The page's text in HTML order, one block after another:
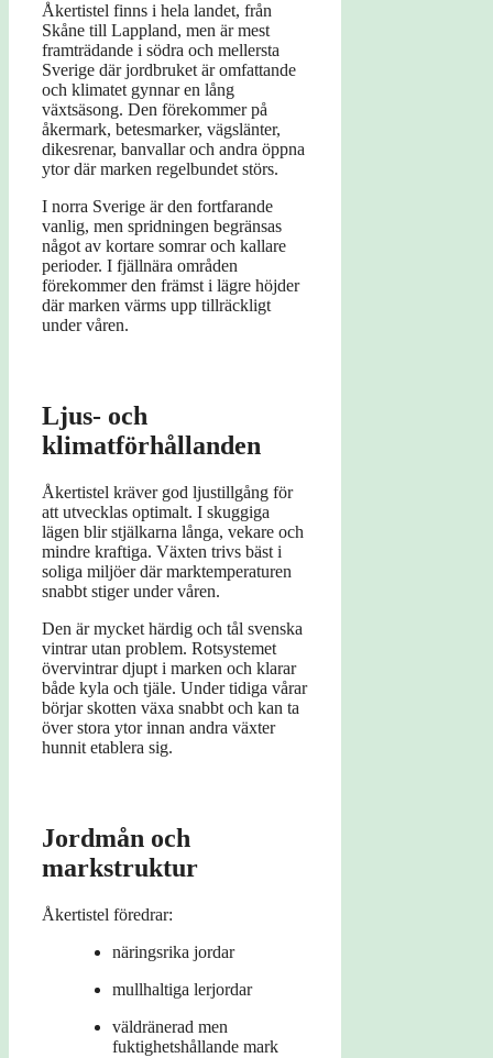
Åkertistel finns i hela landet, från
Skåne till Lappland, men är mest
framträdande i södra och mellersta
Sverige där jordbruket är omfattande
och klimatet gynnar en lång
växtsäsong. Den förekommer på
åkermark, betesmarker, vägslänter,
dikesrenar, banvallar och andra öppna
ytor där marken regelbundet störs.
I norra Sverige är den fortfarande
vanlig, men spridningen begränsas
något av kortare somrar och kallare
perioder. I fjällnära områden
förekommer den främst i lägre höjder
där marken värms upp tillräckligt
under våren.
Ljus- och
klimatförhållanden
Åkertistel kräver god ljustillgång för
att utvecklas optimalt. I skuggiga
lägen blir stjälkarna långa, vekare och
mindre kraftiga. Växten trivs bäst i
soliga miljöer där marktemperaturen
snabbt stiger under våren.
Den är mycket härdig och tål svenska
vintrar utan problem. Rotsystemet
övervintrar djupt i marken och klarar
både kyla och tjäle. Under tidiga vårar
börjar skotten växa snabbt och kan ta
över stora ytor innan andra växter
hunnit etablera sig.
Jordmån och
markstruktur
Åkertistel föredrar:
näringsrika jordar
mullhaltiga lerjordar
väldränerad men
fuktighetshållande mark